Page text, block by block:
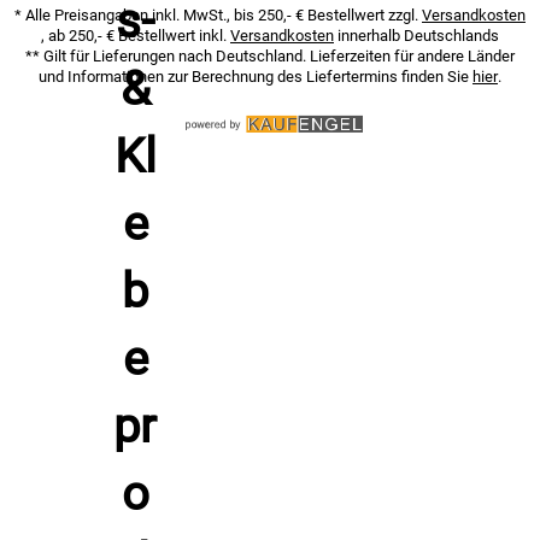
* Alle Preisangaben inkl. MwSt., bis 250,- € Bestellwert zzgl. Versandkosten
, ab 250,- € Bestellwert inkl. Versandkosten innerhalb Deutschlands
** Gilt für Lieferungen nach Deutschland. Lieferzeiten für andere Länder
und Informationen zur Berechnung des Liefertermins finden Sie hier.